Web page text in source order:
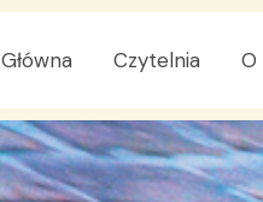
Główna Czytelnia O